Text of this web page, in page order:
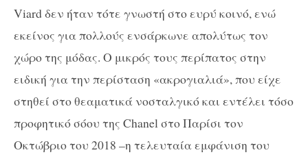
Viard δεν ήταν τότε γνωστή στο ευρύ κοινό, ενώ
εκείνος για πολλούς ενσάρκωνε απολύτως τον
χώρο της μόδας. Ο μικρός τους περίπατος στην
ειδική για την περίσταση «ακρογιαλιά», που είχε
στηθεί στο θεαματικά νοσταλγικό και εντέλει τόσο
προφητικό σόου της Chanel στο Παρίσι τον
Οκτώβριο του 2018 –η τελευταία εμφάνιση του